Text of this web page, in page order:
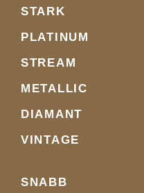
STARK
PLATINUM
STREAM
METALLIC
DIAMANT
VINTAGE
SNABB